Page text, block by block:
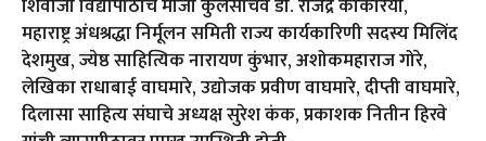
शिवाजी विद्यापीठाचे माजी कुलसचिव डॉ. राजेंद्र कांकरिया,
महाराष्ट्र अंधश्रद्धा निर्मूलन समिती राज्य कार्यकारिणी सदस्य मिलिंद
देशमुख, ज्येष्ठ साहित्यिक नारायण कुंभार, अशोकमहाराज गोरे,
लेखिका राधाबाई वाघमारे, उद्योजक प्रवीण वाघमारे, दीप्ती वाघमारे,
दिलासा साहित्य संघाचे अध्यक्ष सुरेश कंक, प्रकाशक नितीन हिरवे